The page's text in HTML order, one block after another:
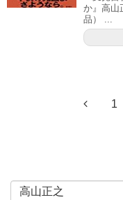
か』高山
品） ...
1